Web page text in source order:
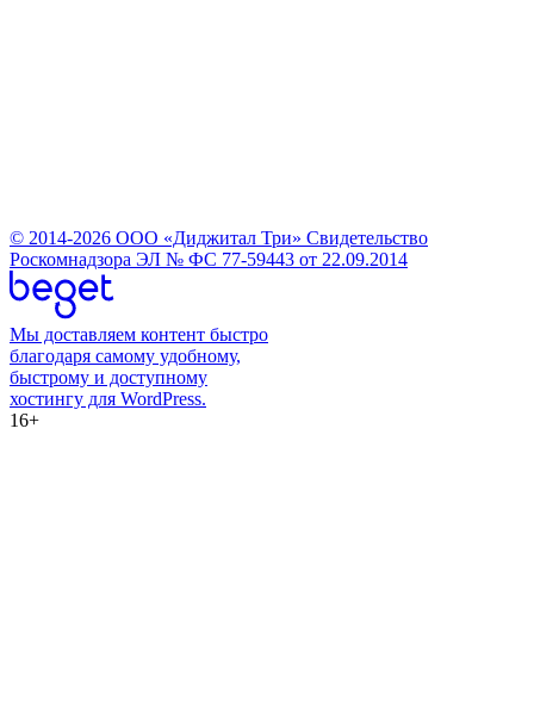
© 2014-2026 ООО «Диджитал Три» Свидетельство
Роскомнадзора ЭЛ № ФС 77-59443 от 22.09.2014
Мы доставляем контент быстро
благодаря самому удобному,
быстрому и доступному
хостингу для WordPress.
16+